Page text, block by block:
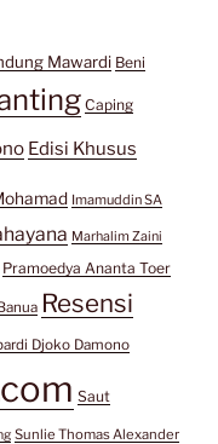
Mawardi Beni
Caping
Edisi Khusus
Imamuddin SA
Marhalim Zaini
Pramoedya Ananta Toer
Resensi
Djoko Damono
Saut
Sunlie Thomas Alexander